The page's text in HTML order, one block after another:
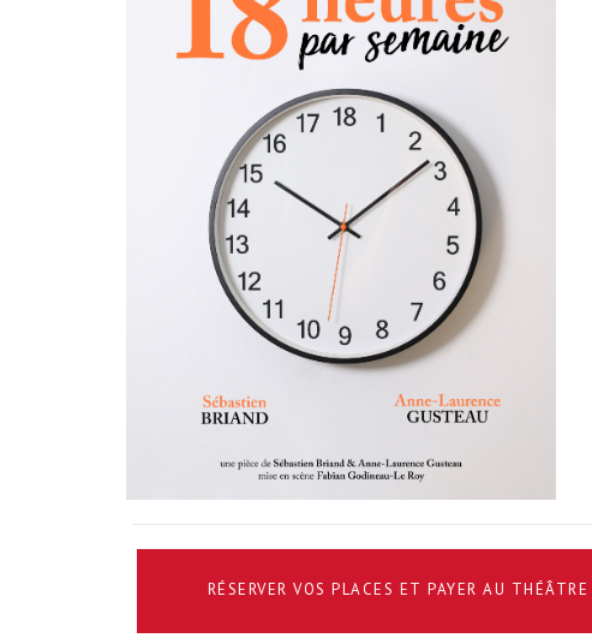
RÉSERVER VOS PLACES ET PAYER AU THÉÂTRE